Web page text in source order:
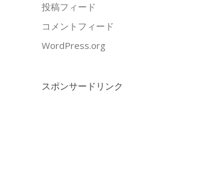
投稿フィード
コメントフィード
WordPress.org
スポンサードリンク